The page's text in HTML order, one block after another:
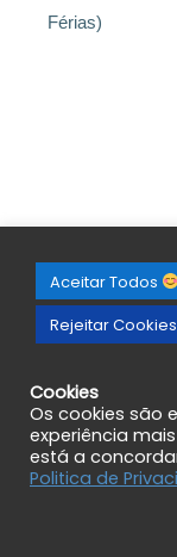
Férias)
Aceitar Todos
Rejeitar
Cookies
Os cookies são
experiência
está a
Politica de